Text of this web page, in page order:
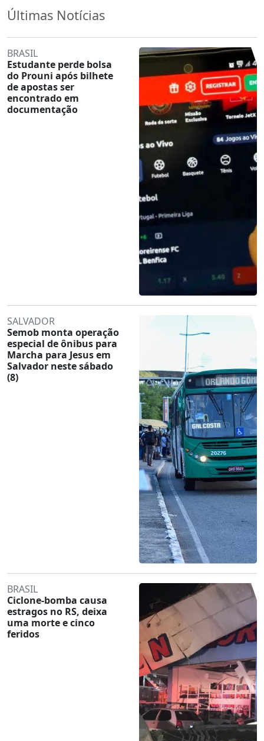
Últimas Notícias
BRASIL
Estudante perde bolsa
do Prouni após bilhete
de apostas ser
encontrado em
documentação
SALVADOR
Semob monta operação
especial de ônibus para
Marcha para Jesus em
Salvador neste sábado
(8)
BRASIL
Ciclone-bomba causa
estragos no RS, deixa
uma morte e cinco
feridos